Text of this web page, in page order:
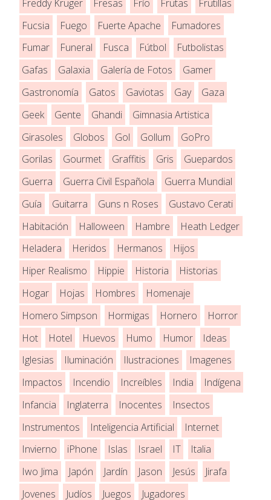
Freddy Kruger
Fresas Frío Frutas
Frutillas
Fucsia
Fuego Fuerte Apache
Fumadores
Fumar
Funeral Fusca Fútbol
Futbolistas
Gafas
Galaxia Galería de Fotos
Gamer
Gastronomía
Gatos Gaviotas Gay
Gaza
Geek
Gente Ghandi
Gimnasia Artistica
Girasoles
Globos Gol Gollum
GoPro
Gorilas
Gourmet Graffitis Gris
Guepardos
Guerra
Guerra Civil Española
Guerra Mundial
Guía
Guitarra Guns n Roses
Gustavo Cerati
Habitación
Halloween Hambre
Heath Ledger
Heladera
Heridos Hermanos
Hijos
Hiper Realismo
Hippie Historia
Historias
Hogar
Hojas Hombres
Homenaje
Homero Simpson
Hormigas Hornero
Horror
Hot
Hotel Huevos Humo Humor
Ideas
Iglesias
Iluminación Ilustraciones
Imagenes
Impactos
Incendio Increíbles India
Indígena
Infancia
Inglaterra Inocentes
Insectos
Instrumentos
Inteligencia Artificial
Internet
Invierno
iPhone Islas Israel IT
Italia
Iwo Jima
Japón Jardín Jason Jesús
Jirafa
Jovenes
Judíos Juegos Jugadores